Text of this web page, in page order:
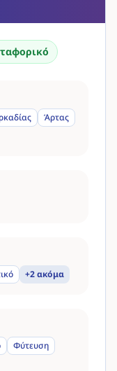
Άρτας
+2 ακόμα
Φύτευση